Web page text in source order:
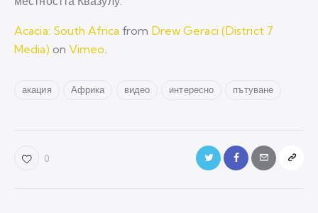
Acacia: South Africa from Drew Geraci (District 7
Media) onVimeo
акация Африка видео интересно пътуване
0